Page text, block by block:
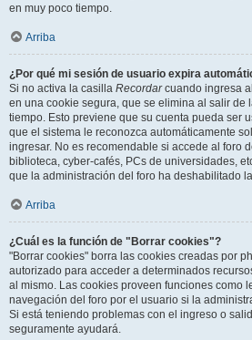
en muy poco tiempo.
Arriba
¿Por qué mi sesión de usuario expira
Si no activa la casilla Recordarcuando ingresa
en una cookie segura, que se elimina al salir de
tiempo. Esto previene que su cuenta pueda ser
que el sistema le reconozca automáticamente
ingresar. No es recomendable si accede al foro
biblioteca, cyber-cafés, PCs de universidades,
que la administración del foro ha deshabilitado
Arriba
¿Cuál es la función de "Borrar cookies"?
"Borrar cookies" borra las cookies creadas por
autorizado para acceder a determinados
al mismo. Las cookies proveen funciones como
navegación del foro por el usuario si la
Si está teniendo problemas con el ingreso o
seguramente ayudará.